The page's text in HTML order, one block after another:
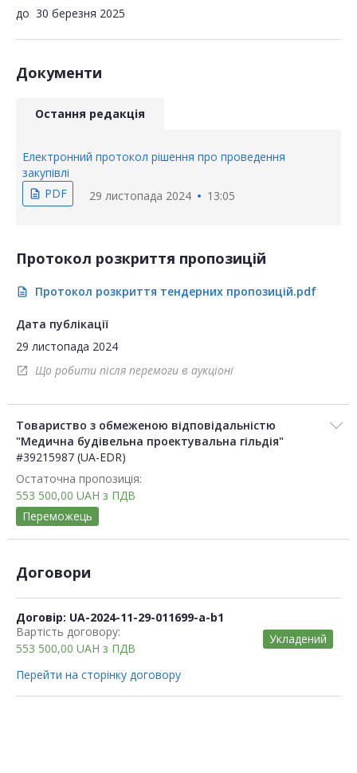
до 30 березня 2025
Документи
Остання редакція
Електронний протокол рішення про проведення
закупівлі
description PDF 29 листопада 2024 13:05
Протокол розкриття пропозицій
description Протокол розкриття тендерних пропозицій.pdf
Дата публікації
29 листопада 2024
open_in_new Що робити після перемоги в аукціоні
Товариство з обмеженою відповідальністю
"Медична будівельна проектувальна гільдія"
#39215987 (UA-EDR)
Остаточна пропозиція:
553 500,00 UAH з ПДВ
Переможець
Договори
Договір: UA-2024-11-29-011699-a-b1
Вартість договору:
553 500,00 UAH з ПДВ
Укладений
Перейти на сторінку договору